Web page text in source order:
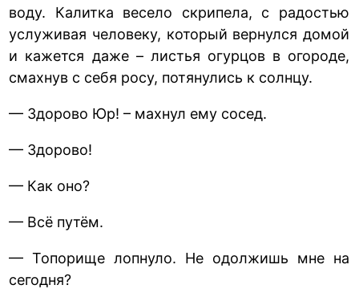
воду. Калитка весело скрипела, с радостью
услуживая человеку, который вернулся домой
и кажется даже – листья огурцов в огороде,
смахнув с себя росу, потянулись к солнцу.
— Здорово Юр! – махнул ему сосед.
— Здорово!
— Как оно?
— Всё путём.
— Топорище лопнуло. Не одолжишь мне на
сегодня?